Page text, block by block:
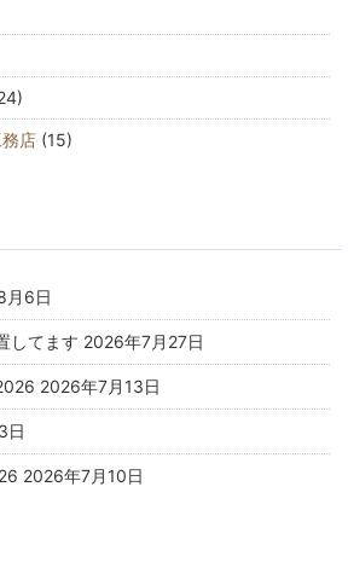
店 (15)
月6日
してます 2026年7月27日
2026年7月13日
日
2026年7月10日